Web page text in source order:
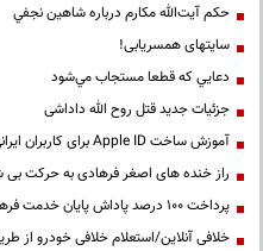
حكم آيت‌الله مكارم درباره شاهين نجفي
سایتهای همسریابی!
دعايي كه قطعا مستجاب مي‌شود
جزئیات جدید قتل روح الله داداشی
آموزش ساخت Apple ID برای کاربران ایرانی
راز خنده های اصغر فرهادی به حرکت بی
پرداخت ۱۰۰ درصد پاداش پایان خدمت فرهنگیان
خلافی آنلاین/استعلام خلافی خودرو از